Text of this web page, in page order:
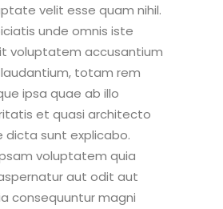
velit esse quam nihil.
unde omnis iste
voluptatem accusantium
totam rem
ipsa quae ab illo
et quasi architecto
sunt explicabo.
voluptatem quia
aut odit aut
consequuntur magni